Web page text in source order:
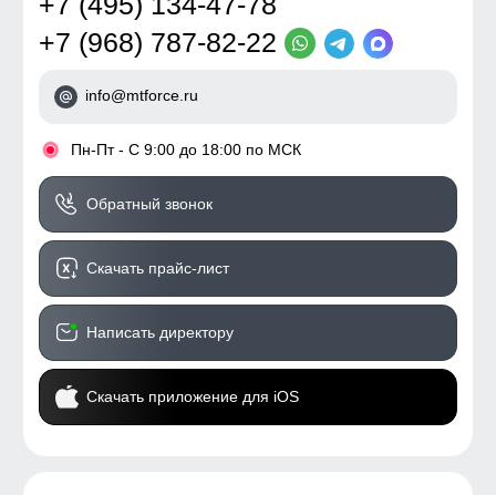
+7 (968) 787-82-22
info@mtforce.ru
• Пн-Пт - С 9:00 до 18:00 по МСК
Обратный звонок
Скачать прайс-лист
Написать директору
Скачать приложение для iOS